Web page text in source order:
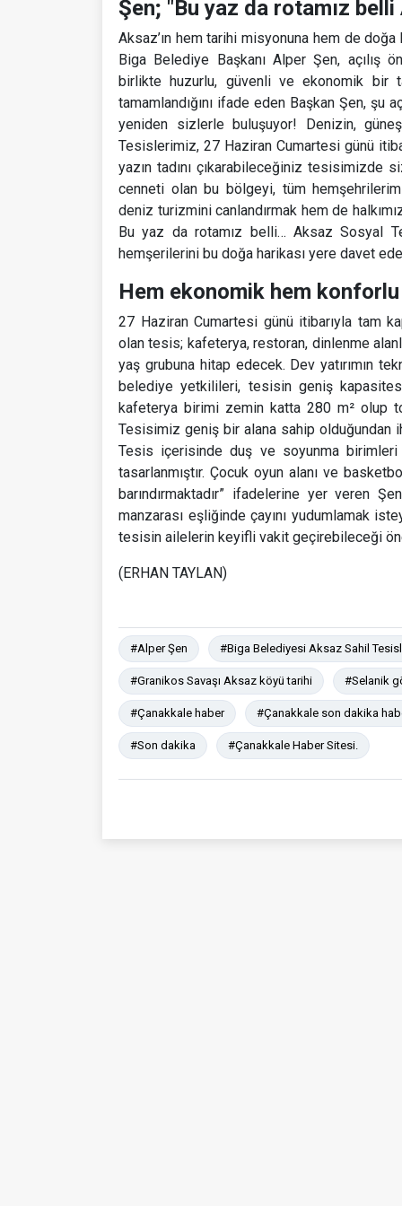
Şen; "Bu yaz da rotamız
Aksaz’ın hem tarihi misyonuna hem de
Biga Belediye Başkanı Alper Şen, açılış
birlikte huzurlu, güvenli ve ekonomik bir
tamamlandığını ifade eden Başkan Şen, şu
yeniden sizlerle buluşuyor! Denizin,
Tesislerimiz, 27 Haziran Cumartesi günü
yazın tadını çıkarabileceğiniz tesisimizde
cenneti olan bu bölgeyi, tüm
deniz turizmini canlandırmak hem de
Bu yaz da rotamız belli… Aksaz Sosyal
hemşerilerini bu doğa harikası yere davet
Hem ekonomik hem
27 Haziran Cumartesi günü itibarıyla tam
olan tesis; kafeterya, restoran, dinlenme
yaş grubuna hitap edecek. Dev yatırımın
belediye yetkilileri, tesisin geniş
kafeterya birimi zemin katta 280 m² olup
Tesisimiz geniş bir alana sahip
Tesis içerisinde duş ve soyunma
tasarlanmıştır. Çocuk oyun alanı ve
barındırmaktadır” ifadelerine yer veren
manzarası eşliğinde çayını yudumlamak
tesisin ailelerin keyifli vakit geçirebileceği
(ERHAN TAYLAN)
#Alper Şen #Biga Belediyesi Aksaz Sahil
#Granikos Savaşı Aksaz köyü tarihi #Selanik
#Çanakkale haber #Çanakkale son dakika
#Son dakika #Çanakkale Haber Sitesi.